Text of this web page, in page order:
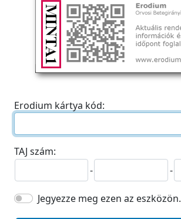
Erodium kártya kód:
TAJ szám:
-
-
Jegyezze meg ezen az eszközön.